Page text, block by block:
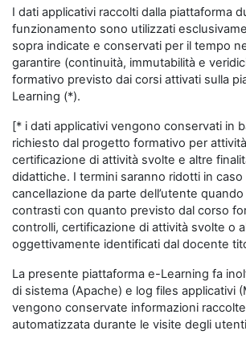
I dati applicativi raccolti dalla piattaforma
funzionamento sono utilizzati
sopra indicate e conservati per il tempo
garantire (continuità, immutabilità e
formativo previsto dai corsi attivati sulla
Learning (*).
[* i dati applicativi vengono conservati in
richiesto dal progetto formativo per
certificazione di attività svolte e altre
didattiche. I termini saranno ridotti in
cancellazione da parte dell’utente
contrasti con quanto previsto dal corso
controlli, certificazione di attività svolte o
oggettivamente identificati dal docente
La presente piattaforma e-Learning fa
di sistema (Apache) e log files applicativi
vengono conservate informazioni
automatizzata durante le visite degli